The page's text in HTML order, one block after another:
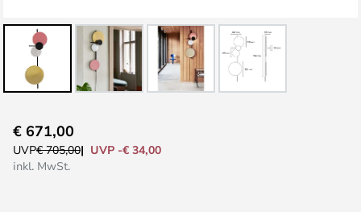
Anfang
der
€ 671,00
UVP€ 705,00
UVP -€ 34,00
inkl. MwSt.